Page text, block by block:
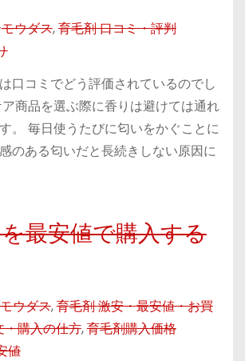
モウダス,育毛剤 口コミ・評判
口コミでどう評価されているのでし
商品を選ぶ際に香りは避けては通れ
。 毎日使うたびに匂いをかぐことに
のある匂いだと長続きしない原因に
最安値で購入する
モウダス,育毛剤 激安・最安値・お買
・購入の仕方,育毛剤購入価格
値